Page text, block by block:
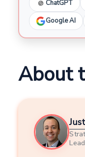
außerdem,
mehrere
unterstützen
verbessern.
ChatGPT
Google AI
About